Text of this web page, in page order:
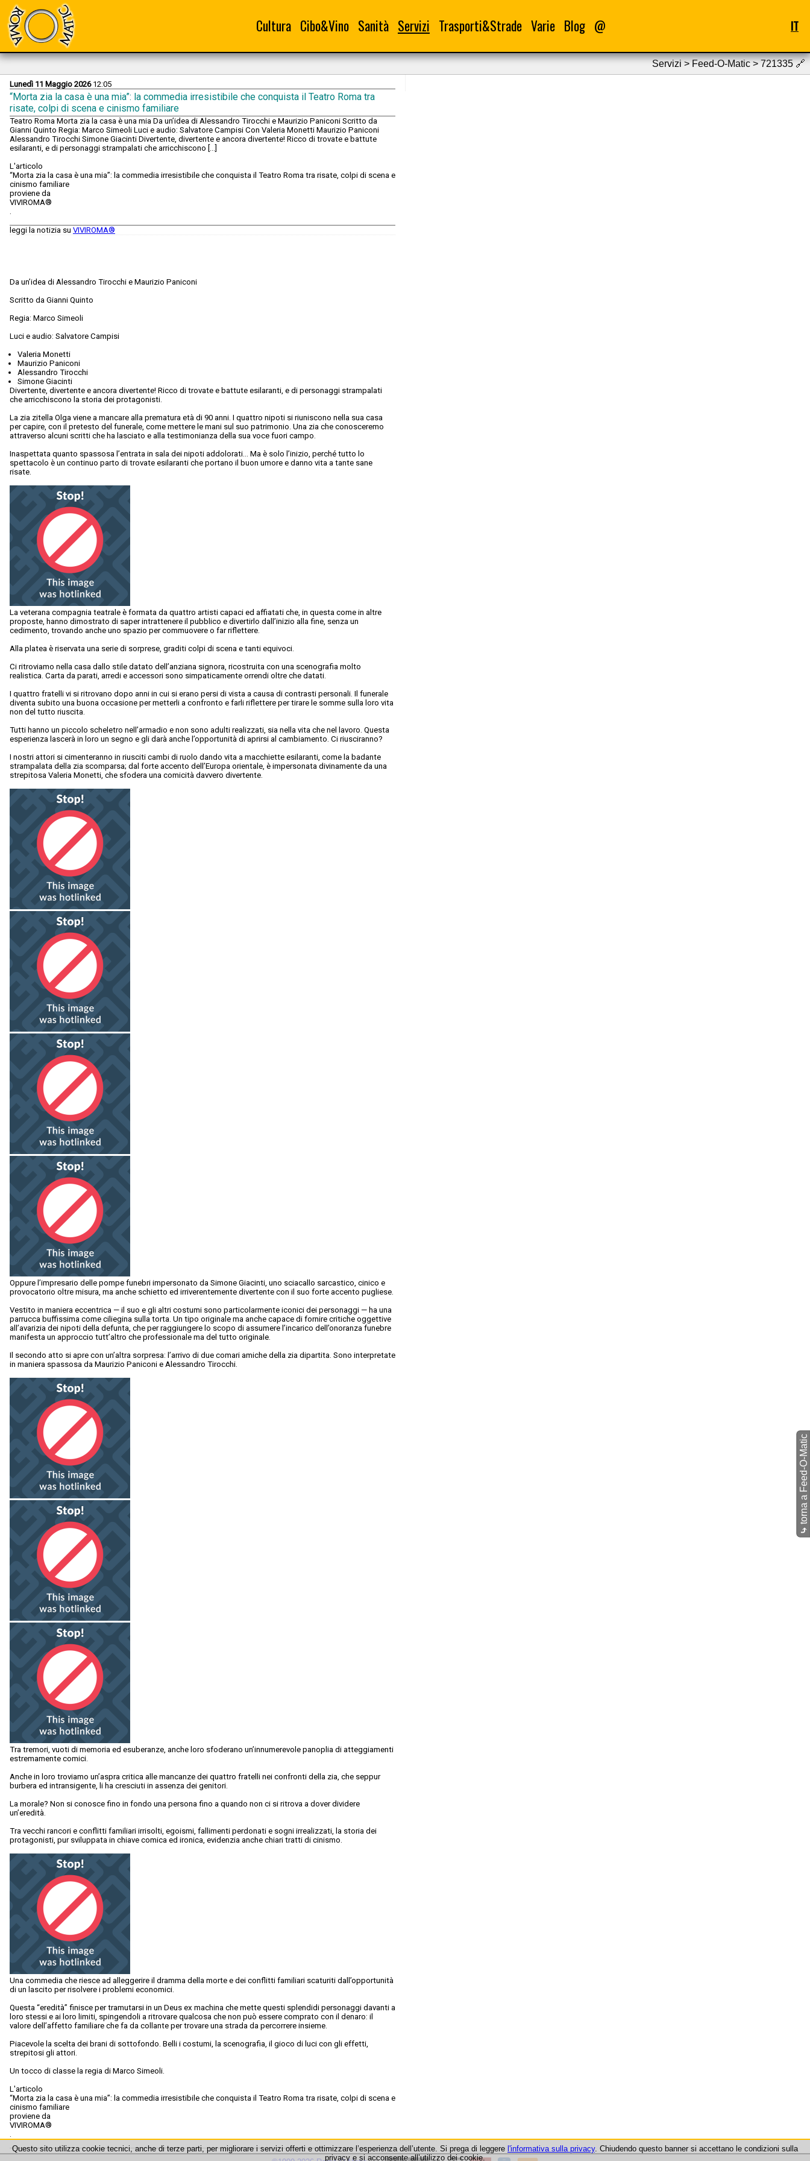
Cultura Cibo&Vino Sanità Servizi Trasporti&Strade Varie Blog @ IT
Servizi > Feed-O-Matic > 721335 🔗
Lunedì 11 Maggio 202612:05
“Morta zia la casa è una mia”: la commedia irresistibile che conquista il Teatro Roma tra
risate, colpi di scena e cinismo familiare
Teatro Roma Morta zia la casa è una mia Da un’idea di Alessandro Tirocchi e Maurizio Paniconi Scritto da
Gianni Quinto Regia: Marco Simeoli Luci e audio: Salvatore Campisi Con Valeria Monetti Maurizio Paniconi
Alessandro Tirocchi Simone Giacinti Divertente, divertente e ancora divertente! Ricco di trovate e battute
esilaranti, e di personaggi strampalati che arricchiscono [...]
L'articolo
“Morta zia la casa è una mia”: la commedia irresistibile che conquista il Teatro Roma tra risate, colpi di scena e
cinismo familiare
proviene da
VIVIROMA®
.
leggi la notizia su VIVIROMA®
Da un’idea di Alessandro Tirocchi e Maurizio Paniconi
Scritto da Gianni Quinto
Regia: Marco Simeoli
Luci e audio: Salvatore Campisi
Valeria Monetti
Maurizio Paniconi
Alessandro Tirocchi
Simone Giacinti
Divertente, divertente e ancora divertente! Ricco di trovate e battute esilaranti, e di personaggi strampalati
che arricchiscono la storia dei protagonisti.
La zia zitella Olga viene a mancare alla prematura età di 90 anni. I quattro nipoti si riuniscono nella sua casa
per capire, con il pretesto del funerale, come mettere le mani sul suo patrimonio. Una zia che conosceremo
attraverso alcuni scritti che ha lasciato e alla testimonianza della sua voce fuori campo.
Inaspettata quanto spassosa l’entrata in sala dei nipoti addolorati… Ma è solo l’inizio, perché tutto lo
spettacolo è un continuo parto di trovate esilaranti che portano il buon umore e danno vita a tante sane
risate.
La veterana compagnia teatrale è formata da quattro artisti capaci ed affiatati che, in questa come in altre
proposte, hanno dimostrato di saper intrattenere il pubblico e divertirlo dall’inizio alla fine, senza un
cedimento, trovando anche uno spazio per commuovere o far riflettere.
Alla platea è riservata una serie di sorprese, graditi colpi di scena e tanti equivoci.
Ci ritroviamo nella casa dallo stile datato dell’anziana signora, ricostruita con una scenografia molto
realistica. Carta da parati, arredi e accessori sono simpaticamente orrendi oltre che datati.
I quattro fratelli vi si ritrovano dopo anni in cui si erano persi di vista a causa di contrasti personali. Il funerale
diventa subito una buona occasione per metterli a confronto e farli riflettere per tirare le somme sulla loro vita
non del tutto riuscita.
Tutti hanno un piccolo scheletro nell’armadio e non sono adulti realizzati, sia nella vita che nel lavoro. Questa
esperienza lascerà in loro un segno e gli darà anche l’opportunità di aprirsi al cambiamento. Ci riusciranno?
I nostri attori si cimenteranno in riusciti cambi di ruolo dando vita a macchiette esilaranti, come la badante
strampalata della zia scomparsa; dal forte accento dell’Europa orientale, è impersonata divinamente da una
strepitosa Valeria Monetti, che sfodera una comicità davvero divertente.
Oppure l’impresario delle pompe funebri impersonato da Simone Giacinti, uno sciacallo sarcastico, cinico e
provocatorio oltre misura, ma anche schietto ed irriverentemente divertente con il suo forte accento pugliese.
Vestito in maniera eccentrica — il suo e gli altri costumi sono particolarmente iconici dei personaggi — ha una
parrucca buffissima come ciliegina sulla torta. Un tipo originale ma anche capace di fornire critiche oggettive
all’avarizia dei nipoti della defunta, che per raggiungere lo scopo di assumere l’incarico dell’onoranza funebre
manifesta un approccio tutt’altro che professionale ma del tutto originale.
Il secondo atto si apre con un’altra sorpresa: l’arrivo di due comari amiche della zia dipartita. Sono interpretate
in maniera spassosa da Maurizio Paniconi e Alessandro Tirocchi.
Tra tremori, vuoti di memoria ed esuberanze, anche loro sfoderano un’innumerevole panoplia di atteggiamenti
estremamente comici.
Anche in loro troviamo un’aspra critica alle mancanze dei quattro fratelli nei confronti della zia, che seppur
burbera ed intransigente, li ha cresciuti in assenza dei genitori.
La morale? Non si conosce fino in fondo una persona fino a quando non ci si ritrova a dover dividere
un’eredità.
Tra vecchi rancori e conflitti familiari irrisolti, egoismi, fallimenti perdonati e sogni irrealizzati, la storia dei
protagonisti, pur sviluppata in chiave comica ed ironica, evidenzia anche chiari tratti di cinismo.
Una commedia che riesce ad alleggerire il dramma della morte e dei conflitti familiari scaturiti dall’opportunità
di un lascito per risolvere i problemi economici.
Questa “eredità” finisce per tramutarsi in un Deus ex machina che mette questi splendidi personaggi davanti a
loro stessi e ai loro limiti, spingendoli a ritrovare qualcosa che non può essere comprato con il denaro: il
valore dell’affetto familiare che fa da collante per trovare una strada da percorrere insieme.
Piacevole la scelta dei brani di sottofondo. Belli i costumi, la scenografia, il gioco di luci con gli effetti,
strepitosi gli attori.
Un tocco di classe la regia di Marco Simeoli.
L'articolo
“Morta zia la casa è una mia”: la commedia irresistibile che conquista il Teatro Roma tra risate, colpi di scena e
cinismo familiare
proviene da
VIVIROMA®
.
⤷
torna a Feed-O-Matic
Questo sito utilizza cookie tecnici, anche di terze parti, per migliorare i servizi offerti e ottimizzare l’esperienza dell’utente. Si prega di leggere l'informativa sulla privacy. Chiudendo questo banner si accettano le condizioni sulla
privacy e si acconsente all’utilizzo dei cookie.